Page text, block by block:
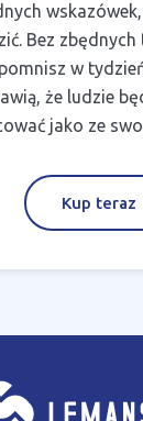
Bez zbędnych
w
że ludzie
jako ze
Kup teraz